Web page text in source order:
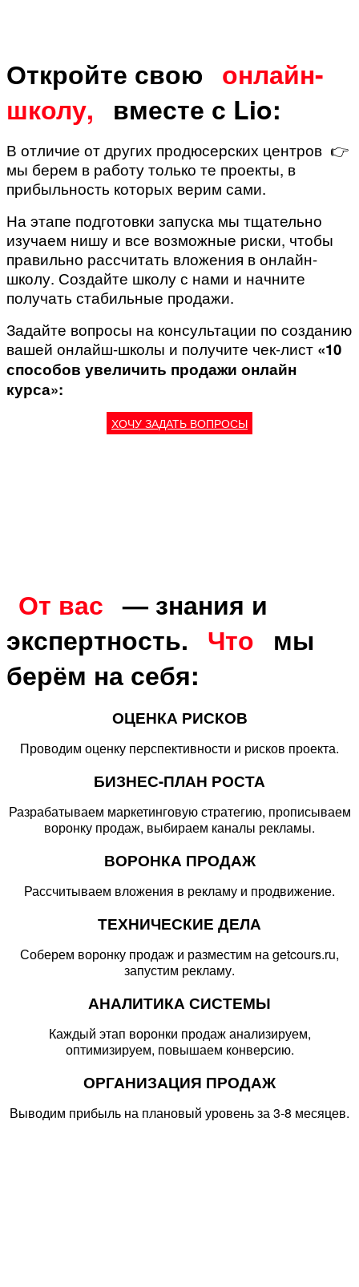
Откройте свою онлайн-
школу,
вместе с Lio:
В отличие от других продюсерских центров 👉
мы берем в работу только те проекты, в
прибыльность которых верим сами.
На этапе подготовки запуска мы тщательно
изучаем нишу и все возможные риски, чтобы
правильно рассчитать вложения в онлайн-
школу. Создайте школу с нами и начните
получать стабильные продажи.
Задайте вопросы на консультации по созданию
вашей онлайш-школы и получите чек-лист «10
способов увеличить продажи онлайн
курса»:
ХОЧУ ЗАДАТЬ ВОПРОСЫ
От вас — знания и
экспертность. Что мы
берём на себя:
ОЦЕНКА РИСКОВ
Проводим оценку перспективности и рисков проекта.
БИЗНЕС-ПЛАН РОСТА
Разрабатываем маркетинговую стратегию, прописываем
воронку продаж, выбираем каналы рекламы.
ВОРОНКА ПРОДАЖ
Рассчитываем вложения в рекламу и продвижение.
ТЕХНИЧЕСКИЕ ДЕЛА
Соберем воронку продаж и разместим на getcours.ru,
запустим рекламу.
АНАЛИТИКА СИСТЕМЫ
Каждый этап воронки продаж анализируем,
оптимизируем, повышаем конверсию.
ОРГАНИЗАЦИЯ ПРОДАЖ
Выводим прибыль на плановый уровень за 3-8 месяцев.